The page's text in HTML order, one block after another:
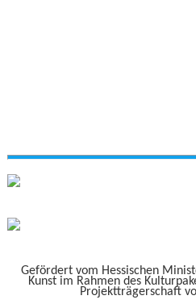
Gefördert vom Hessischen
Kunst im Rahmen des
Projektträgerschaft